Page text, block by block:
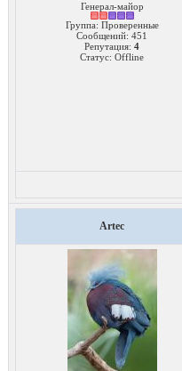
Генерал-майор
Группа: Проверенные
Сообщений: 451
Репутация: 4
Статус: Offline
Artec